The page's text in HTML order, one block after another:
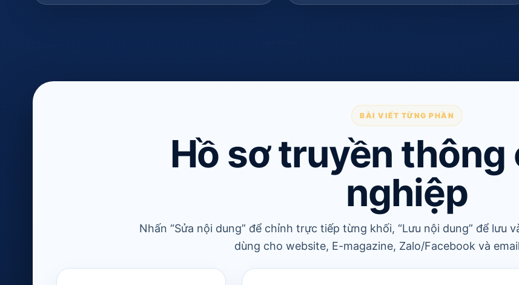
BÀI VIẾT TỪNG PHẦN
Hồ sơ truyền thông
nghiệp
Nhấn “Sửa nội dung” để chỉnh trực tiếp từng khối, “Lưu nội dung” để lưu
dùng cho website, E-magazine, Zalo/Facebook và